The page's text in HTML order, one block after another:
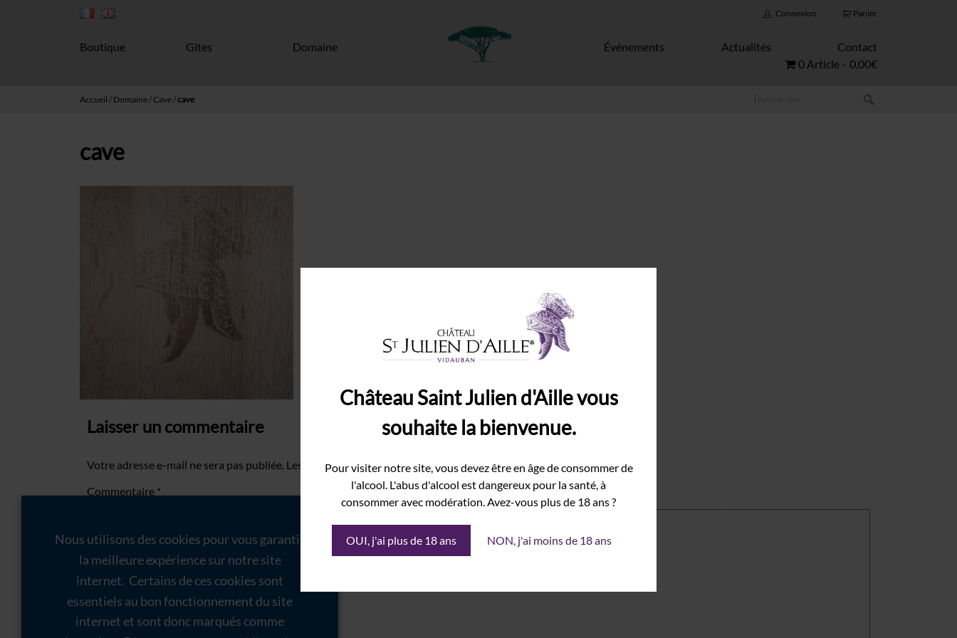
Château Saint Julien d'Aille vous
souhaite la bienvenue.
Pour visiter notre site, vous devez être en âge de consommer de
l'alcool. L'abus d'alcool est dangereux pour la santé, à
consommer avec modération. Avez-vous plus de 18 ans ?
OUI, j'ai plus de 18 ans NON, j'ai moins de 18 ans
Connexion Panier
Boutique Gîtes Domaine Contact
Actualités
Événements
0 Article
0,00€
Accueil / Domaine/Cave/cave
Rechercher
cave
Laisser un commentaire
Votre adresse e-mail ne sera pas publiée. Les champs obligatoires sont indiqués avec*
Commentaire *
Nous utilisons des cookies pour vous garantir
la meilleure expérience sur notre site
internet. Certains de ces cookies sont
essentiels au bon fonctionnement du site
internet et sont donc marqués comme